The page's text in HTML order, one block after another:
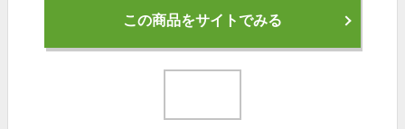
この商品をサイトでみる